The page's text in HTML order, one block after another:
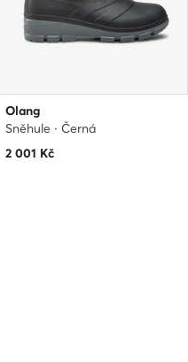
Olang
Sněhule · Černá
2 001 Kč